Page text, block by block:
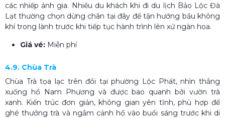
các nhiếp ảnh gia. Nhiều du khách khi đi du lịch Bảo Lộc Đà
Lạt thường chọn dừng chân tại đây để tận hưởng bầu không
khí trong lành trước khi tiếp tục hành trình lên xứ ngàn hoa.
Giá vé: Miễn phí
4.9. Chùa Trà
Chùa Trà tọa lạc trên đồi tại phường Lộc Phát, nhìn thẳng
xuống hồ Nam Phương và được bao quanh bởi vườn trà
xanh. Kiến trúc đơn giản, không gian yên tĩnh, phù hợp để
ghé thưởng trà và ngắm cảnh hồ vào buổi sáng trước khi di